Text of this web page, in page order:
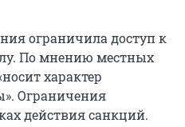
ограничила доступ к
По мнению местных
характер
Ограничения
действия санкций.